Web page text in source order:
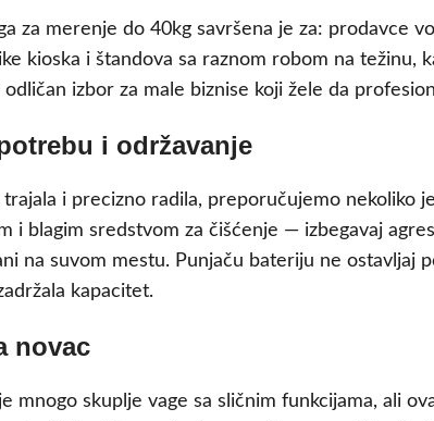
za merenje do 40kg savršena je za: prodavce
kioska i štandova sa raznom robom na
odličan izbor za male biznise koji žele da
i održavanje
trajala i precizno radila, preporučujemo nekoliko
i blagim sredstvom za čišćenje — izbegavaj
na suvom mestu. Punjaču bateriju ne
kapacitet.
novac
mnogo skuplje vage sa sličnim funkcijama, ali